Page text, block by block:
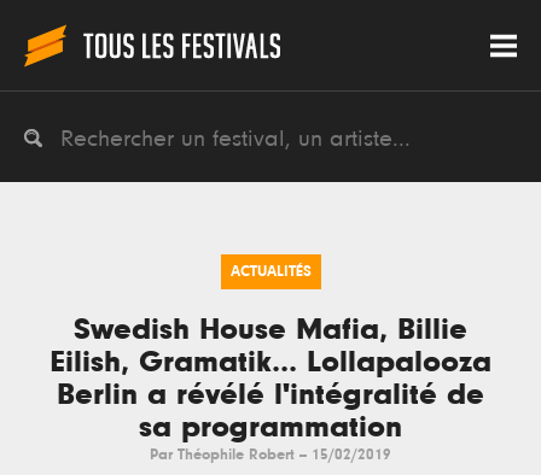
ACTUALITÉS
Swedish House Mafia, Billie
Eilish, Gramatik... Lollapalooza
Berlin a révélé l'intégralité de
sa programmation
Par Théophile Robert -- 15/02/2019